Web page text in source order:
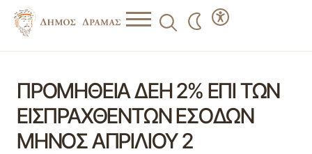
ΠΡΟΜΗΘΕΙΑ ΔΕΗ 2% ΕΠΙ ΤΩΝ
ΕΙΣΠΡΑΧΘΕΝΤΩΝ ΕΣΟΔΩΝ
ΜΗΝΟΣ ΑΠΡΙΛΙΟΥ 2